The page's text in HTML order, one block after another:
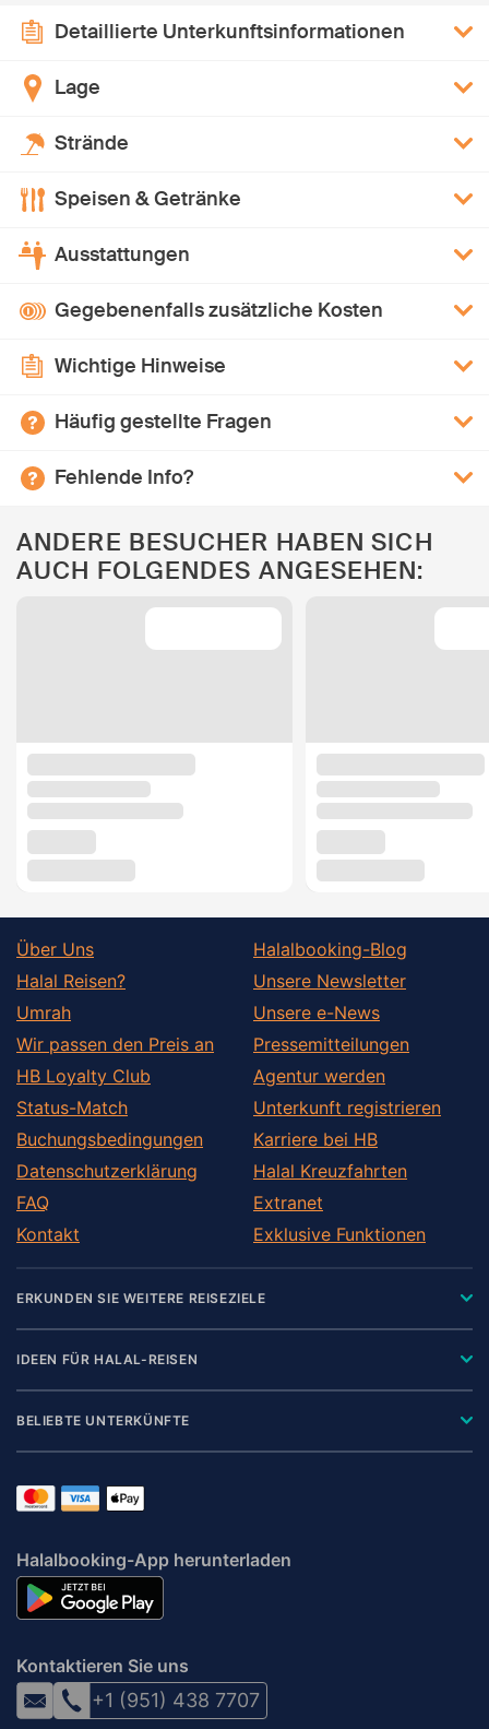
Detaillierte Unterkunftsinformationen
Lage
Strände
Speisen & Getränke
Ausstattungen
Gegebenenfalls zusätzliche Kosten
Wichtige Hinweise
Häufig gestellte Fragen
Fehlende Info?
ANDERE BESUCHER HABEN SICH
AUCH FOLGENDES ANGESEHEN:
Über Uns
Halal Reisen?
Umrah
Wir passen den Preis an
HB Loyalty Club
Status-Match
Buchungsbedingungen
Datenschutzerklärung
FAQ
Kontakt
Halalbooking-Blog
Unsere Newsletter
Unsere e-News
Pressemitteilungen
Agentur werden
Unterkunft registrieren
Karriere bei HB
Halal Kreuzfahrten
Extranet
Exklusive Funktionen
ERKUNDEN SIE WEITERE REISEZIELE
IDEEN FÜR HALAL-REISEN
BELIEBTE UNTERKÜNFTE
Halalbooking-App herunterladen
Kontaktieren Sie uns
+1 (951) 438 7707